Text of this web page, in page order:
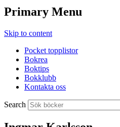
Primary Menu
Skip to content
Pocket topplistor
Bokrea
Boktips
Bokklubb
Kontakta oss
Search